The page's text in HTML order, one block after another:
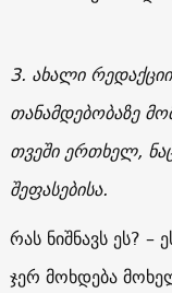
3. ახალი
თანამდებობაზე
თვეში ერთხელ,
შეფასებისა.
რას ნიშნავს ეს? –
ჯერ მოხდება